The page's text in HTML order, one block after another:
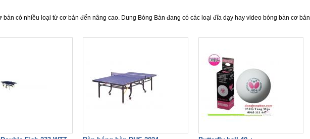
bản có nhiều loại từ cơ bản đến nâng cao. Dung Bóng Bàn đang có các loại đĩa dạy hay video bóng bàn cơ bản